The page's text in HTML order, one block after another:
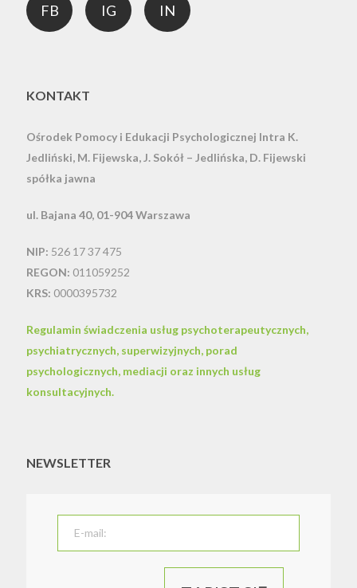
FB IG IN
KONTAKT
Ośrodek Pomocy i Edukacji Psychologicznej Intra K.
Jedliński, M. Fijewska, J. Sokół – Jedlińska, D. Fijewski
spółka jawna
ul. Bajana 40, 01-904 Warszawa
NIP: 526 17 37 475
REGON: 011059252
KRS: 0000395732
Regulamin świadczenia usług psychoterapeutycznych,
psychiatrycznych, superwizyjnych, porad
psychologicznych, mediacji oraz innych usług
konsultacyjnych.
NEWSLETTER